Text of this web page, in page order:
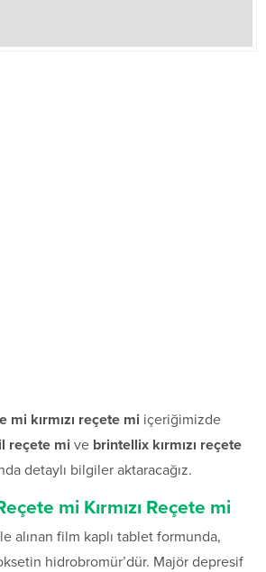
kırmızı reçete mi içeriğimizde
reçete mi ve brintellix kırmızı reçete
detaylı bilgiler aktaracağız.
mi Kırmızı Reçete mi
alınan film kaplı tablet formunda,
hidrobromür’dür. Majör depresif